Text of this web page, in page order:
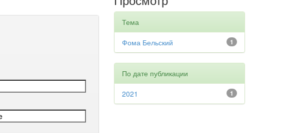
Тема
1
Фома Бельский
По дате публикации
1
2021